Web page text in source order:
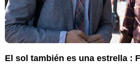
El sol también es una estrella :